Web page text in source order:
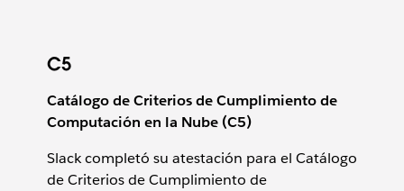
C5
Catálogo de Criterios de Cumplimiento de
Computación en la Nube (C5)
Slack completó su atestación para el Catálogo
de Criterios de Cumplimiento de